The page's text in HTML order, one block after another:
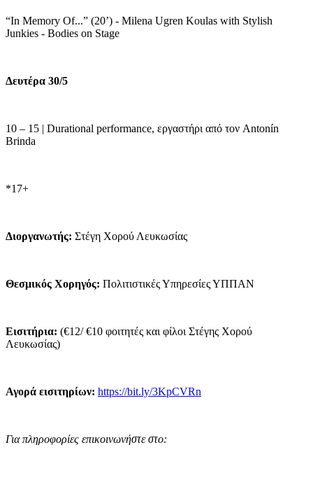
“In Memory Of...” (20’) - Milena Ugren Koulas with Stylish
Junkies - Bodies on Stage
Δευτέρα 30/5
10 – 15 | Durational performance, εργαστήρι από τον Antonín
Brinda
*17+
Διοργανωτής: Στέγη Χορού Λευκωσίας
Θεσμικός Χορηγός: Πολιτιστικές Υπηρεσίες ΥΠΠΑΝ
Εισιτήρια: (€12/ €10 φοιτητές και φίλοι Στέγης Χορού
Λευκωσίας)
Αγορά εισιτηρίων: https://bit.ly/3KpCVRn
Για πληροφορίες επικοινωνήστε στο: